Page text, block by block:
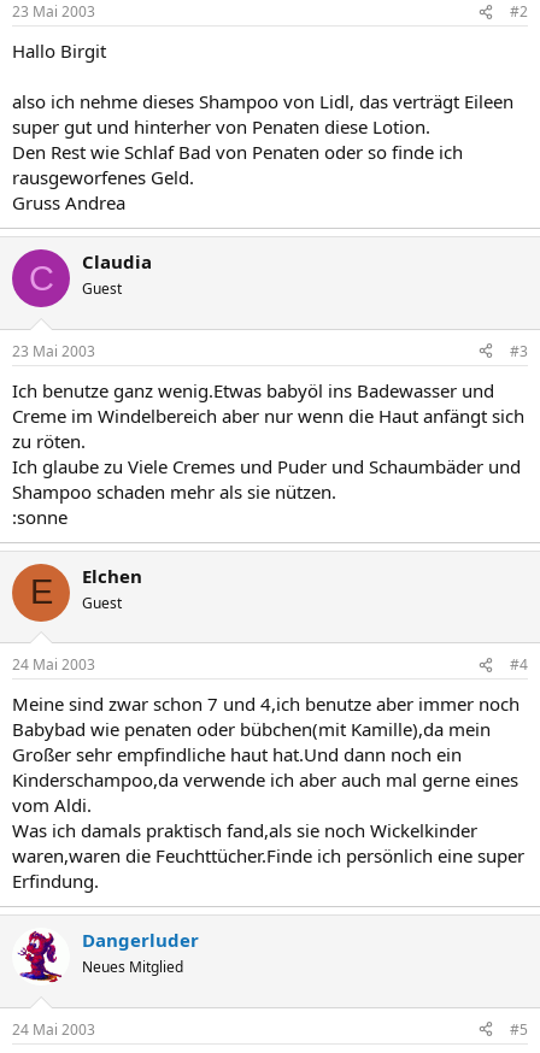
23 Mai 2003 #2
Hallo Birgit
also ich nehme dieses Shampoo von Lidl, das verträgt Eileen
super gut und hinterher von Penaten diese Lotion.
Den Rest wie Schlaf Bad von Penaten oder so finde ich
rausgeworfenes Geld.
Gruss Andrea
C Claudia
Guest
23 Mai 2003 #3
Ich benutze ganz wenig.Etwas babyöl ins Badewasser und
Creme im Windelbereich aber nur wenn die Haut anfängt sich
zu röten.
Ich glaube zu Viele Cremes und Puder und Schaumbäder und
Shampoo schaden mehr als sie nützen.
:sonne
E Elchen
Guest
24 Mai 2003 #4
Meine sind zwar schon 7 und 4,ich benutze aber immer noch
Babybad wie penaten oder bübchen(mit Kamille),da mein
Großer sehr empfindliche haut hat.Und dann noch ein
Kinderschampoo,da verwende ich aber auch mal gerne eines
vom Aldi.
Was ich damals praktisch fand,als sie noch Wickelkinder
waren,waren die Feuchttücher.Finde ich persönlich eine super
Erfindung.
Dangerluder
Neues Mitglied
24 Mai 2003 #5